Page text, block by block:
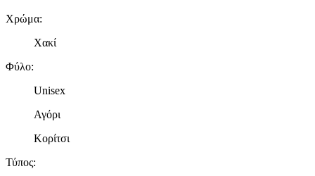
Χρώμα:
Χακί
Φύλο:
Unisex
Αγόρι
Κορίτσι
Τύπος: